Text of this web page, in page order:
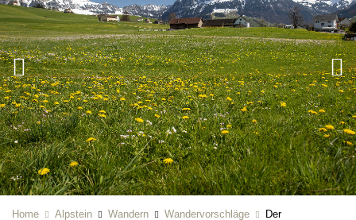
Home Alpstein Wandern Wandervorschläge
Der